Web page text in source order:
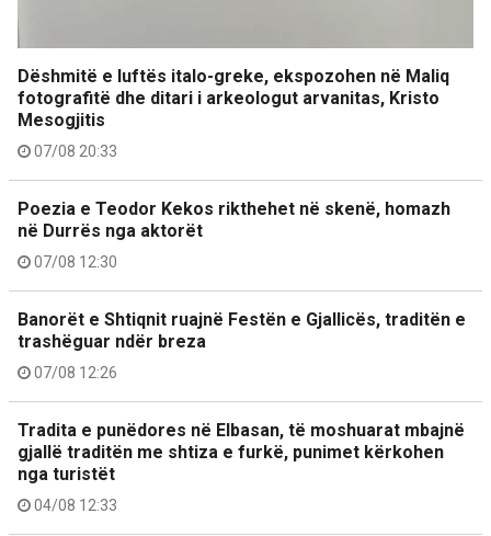
Dëshmitë e luftës italo-greke, ekspozohen në Maliq
fotografitë dhe ditari i arkeologut arvanitas, Kristo
Mesogjitis
07/08 20:33
Poezia e Teodor Kekos rikthehet në skenë, homazh
në Durrës nga aktorët
07/08 12:30
Banorët e Shtiqnit ruajnë Festën e Gjallicës, traditën e
trashëguar ndër breza
07/08 12:26
Tradita e punëdores në Elbasan, të moshuarat mbajnë
gjallë traditën me shtiza e furkë, punimet kërkohen
nga turistët
04/08 12:33